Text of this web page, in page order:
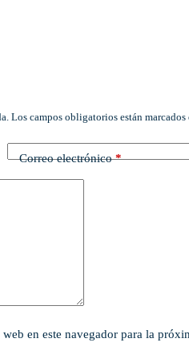
Los campos obligatorios están marcados
Correo electrónico*
en este navegador para la